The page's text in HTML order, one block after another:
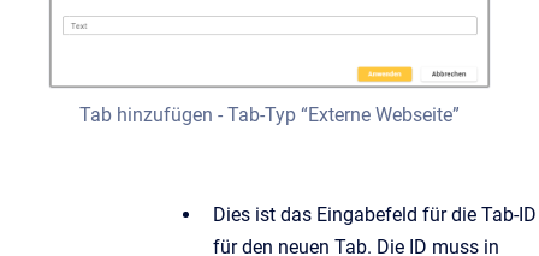
Tab hinzufügen - Tab-Typ “Externe Webseite”
Dies ist das Eingabefeld für die Tab-ID
für den neuen Tab. Die ID muss in